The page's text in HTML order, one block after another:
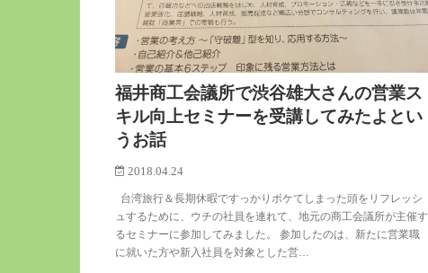
福井商工会議所で渋谷雄大さんの営業ス
キル向上セミナーを受講してみたよとい
うお話
2018.04.24
台湾旅行＆長期休暇ですっかりボケてしまった頭をリフレッシ
ュするために、ウチの社員を連れて、地元の商工会議所が主催す
るセミナーに参加してみました。 参加したのは、新たに営業職
に就いた方や新入社員を対象とした営…